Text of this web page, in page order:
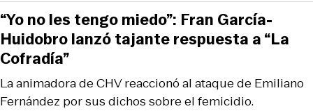
La animadora de CHV reaccionó al ataque de Emiliano
Fernández por sus dichos sobre el femicidio.
“Yo no les tengo miedo”: Fran García-
Huidobro lanzó tajante respuesta a “La
Cofradía”